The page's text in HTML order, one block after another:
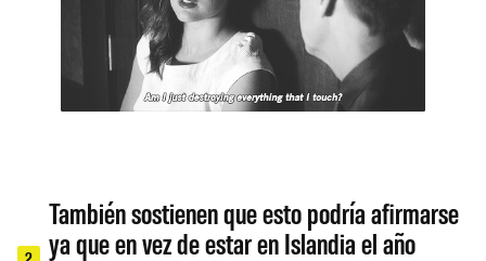
También sostienen que esto podría afirmarse
ya que en vez de estar en Islandia el año